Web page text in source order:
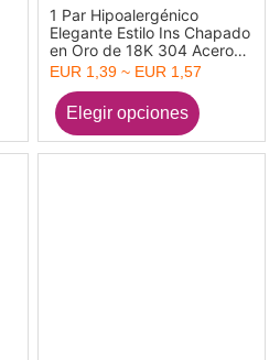
1 Par Hipoalergénico
Elegante Estilo Ins Chapado
en Oro de 18K 304 Acero
Inoxidable Torcido Anillo
Aretes de Aro Para Mujeres
Fiesta
EUR 1,39 ~ EUR 1,57